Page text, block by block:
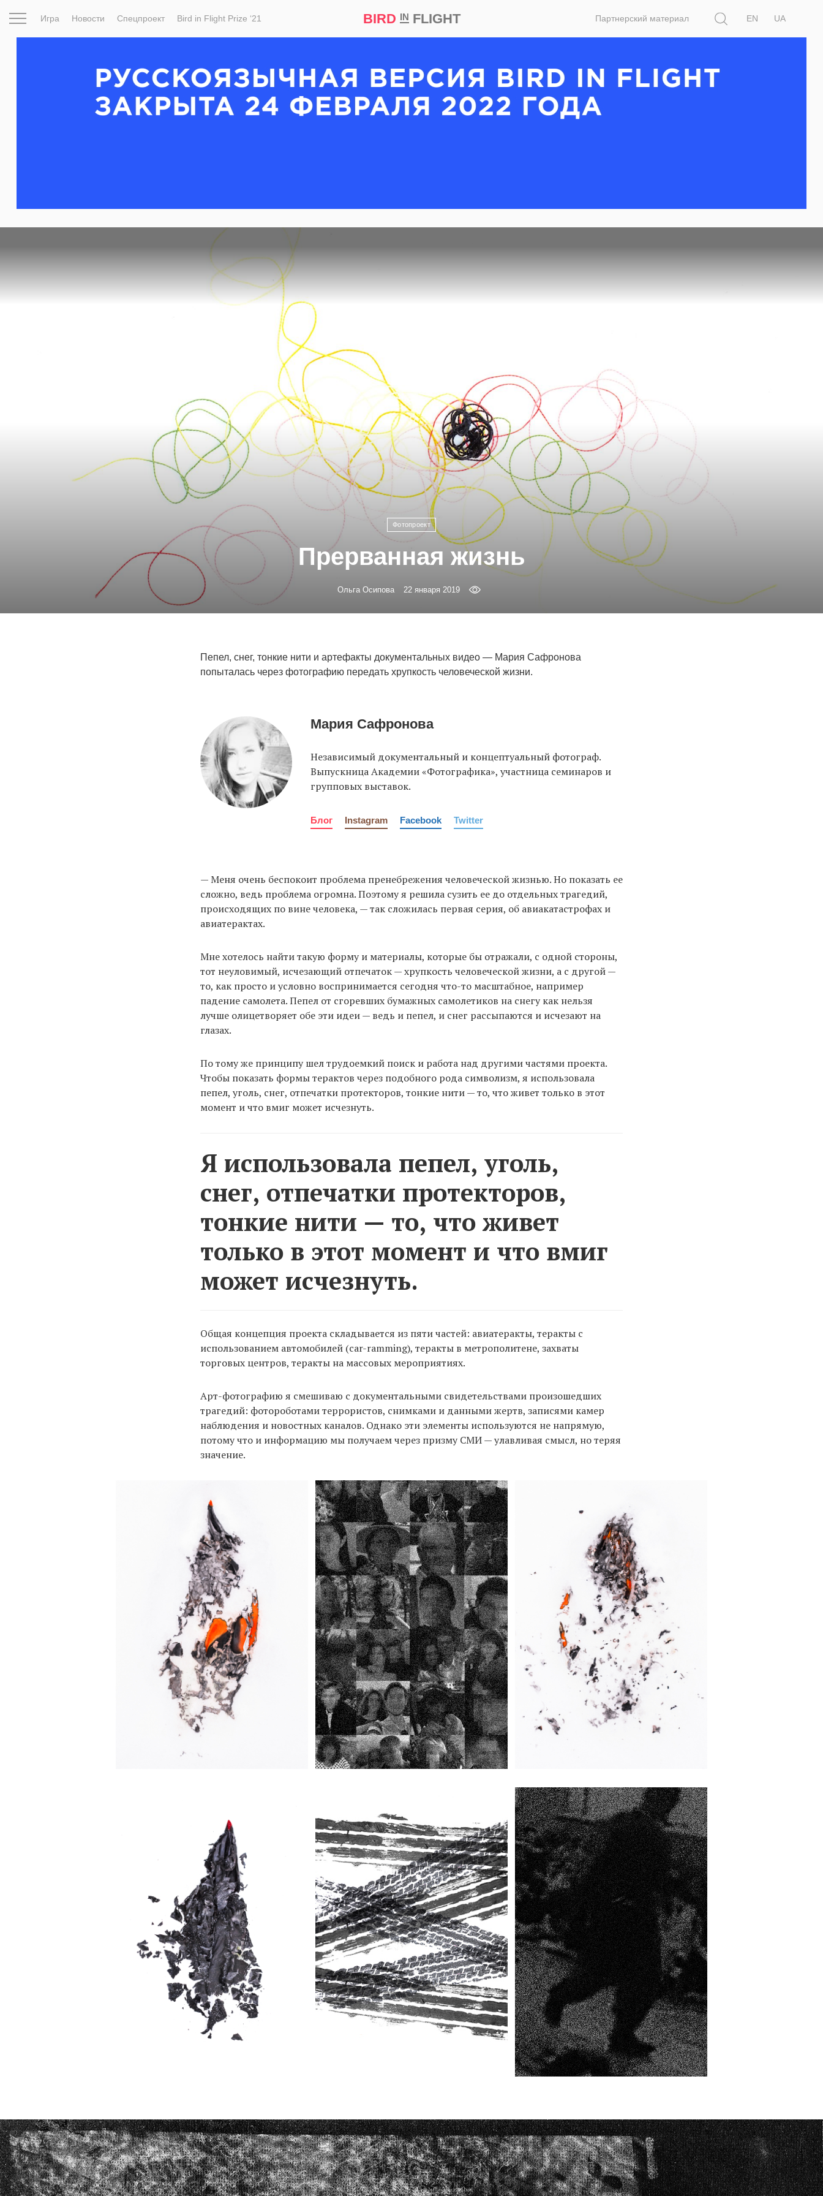
Игра Новости Спецпроект Bird in Flight Prize ‘21 BIRD INFLIGHT Партнерский материал
EN
UA
Фотопроект
Прерванная жизнь
Ольга Осипова 22 января 2019
Пепел, снег, тонкие нити и артефакты документальных видео — Мария Сафронова
попыталась через фотографию передать хрупкость человеческой жизни.
Мария Сафронова
Независимый документальный и концептуальный фотограф.
Выпускница Академии «Фотографика», участница семинаров и
групповых выставок.
Блог Instagram Facebook Twitter
— Меня очень беспокоит проблема пренебрежения человеческой жизнью. Но показать ее
сложно, ведь проблема огромна. Поэтому я решила сузить ее до отдельных трагедий,
происходящих по вине человека, — так сложилась первая серия, об авиакатастрофах и
авиатерактах.
Мне хотелось найти такую форму и материалы, которые бы отражали, с одной стороны,
тот неуловимый, исчезающий отпечаток — хрупкость человеческой жизни, а с другой —
то, как просто и условно воспринимается сегодня что-то масштабное, например
падение самолета. Пепел от сгоревших бумажных самолетиков на снегу как нельзя
лучше олицетворяет обе эти идеи — ведь и пепел, и снег рассыпаются и исчезают на
глазах.
По тому же принципу шел трудоемкий поиск и работа над другими частями проекта.
Чтобы показать формы терактов через подобного рода символизм, я использовала
пепел, уголь, снег, отпечатки протекторов, тонкие нити — то, что живет только в этот
момент и что вмиг может исчезнуть.
Я использовала пепел, уголь,
снег, отпечатки протекторов,
тонкие нити — то, что живет
только в этот момент и что вмиг
может исчезнуть.
Общая концепция проекта складывается из пяти частей: авиатеракты, теракты с
использованием автомобилей (car-ramming), теракты в метрополитене, захваты
торговых центров, теракты на массовых мероприятиях.
Арт-фотографию я смешиваю с документальными свидетельствами произошедших
трагедий: фотороботами террористов, снимками и данными жертв, записями камер
наблюдения и новостных каналов. Однако эти элементы используются не напрямую,
потому что и информацию мы получаем через призму СМИ — улавливая смысл, но теряя
значение.